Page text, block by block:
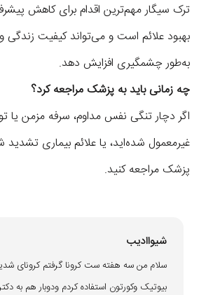
ترک سیگار مهم‌ترین اقدام برای کاهش
بهبود علائم است و می‌تواند کیفیت زندگی و
به‌طور چشمگیری افزایش دهد.
چه زمانی باید به پزشک مراجعه کرد؟
اگر دچار تنگی نفس مداوم، سرفه مزمن یا
غیرمعمول شده‌اید، یا علائم بیماری تشدید
پزشک مراجعه کنید.
شیواادیب
سلام من سه هفته ست کرونا گرفتم کرونای
بیوتیک وکورتون استفاده کردم ودوبار هم به